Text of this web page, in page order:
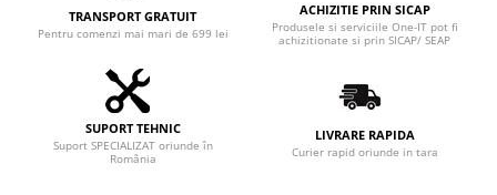
TRANSPORT GRATUIT
Pentru comenzi mai mari de 699 lei
ACHIZITIE PRIN SICAP
Produsele si serviciile One-IT pot fi
achizitionate si prin SICAP/ SEAP
SUPORT TEHNIC
Suport SPECIALIZAT oriunde în
România
LIVRARE RAPIDA
Curier rapid oriunde in tara